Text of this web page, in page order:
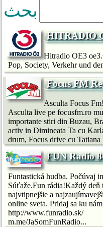
بحث
HITRADIO
Hitradio OE3
Pop, Society, Verkehr und
Focus FM
Asculta Focus
Asculta live pe focusfm.ro
importante stiri din Buzau,
activ in Dimineata Ta cu
drum, Focus drive cu
FUN Radio
Funtastická hudba. Počúvaj
Súťaže.Fun rádia!Každý deň
najvtipnejšie a
online sveta. Pridaj sa ku
http://www.funradio.sk/
m.me/JaSomFunRadio...